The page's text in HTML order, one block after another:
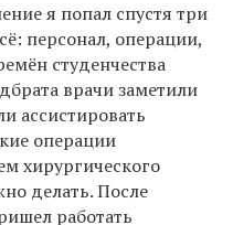
я попал спустя три
персонал, операции,
студенчества
врачи заметили
ассистировать
операции
хирургического
делать. После
работать